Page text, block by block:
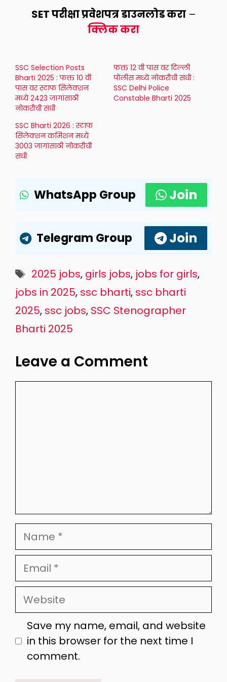
SET परीक्षा प्रवेशपत्र डाउनलोड करा–
क्लिक करा
SSC Selection Posts
Bharti 2025 : फक्त 10 वी
पास वर स्टाफ सिलेक्शन
मध्ये 2423 जागांसाठी
नोकरीची संधी
फक्त 12 वी पास वर दिल्ली
पोलीस मध्ये नोकरीची संधी :
SSC Delhi Police
Constable Bharti 2025
SSC Bharti 2026 : स्टाफ
सिलेक्शन कमिशन मध्ये
3003 जागांसाठी नोकरीची
संधी
WhatsApp Group Join
Telegram Group Join
Tags
2025 jobs, girls jobs, jobs for girls,
jobs in 2025, ssc bharti, ssc bharti
2025, ssc jobs, SSC Stenographer
Bharti 2025
Leave a Comment
Name
Email
Website
Save my name, email, and website
in this browser for the next time I
comment.